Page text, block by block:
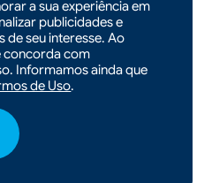
a sua experiência em
publicidades e
seu interesse. Ao
concorda com
Informamos ainda que
de Uso.
| 25/03/2026 - 10h05
de Xanxerê identifica
de mais de 20% no
do diesel